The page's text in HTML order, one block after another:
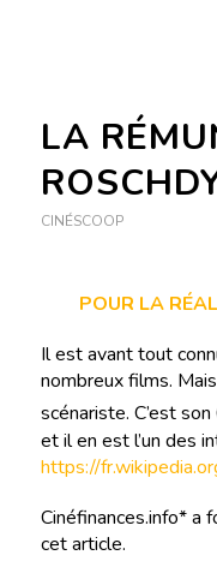
LA
CINÉSCOOP
POUR LA
Il est avant tout
nombreux films.
scénariste. C’est son
et il en est l’un des
https://
Cinéfinances.info* a
cet article.